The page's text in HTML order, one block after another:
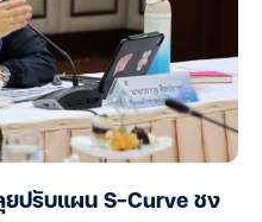
ยปรับแผน S-Curve ชง